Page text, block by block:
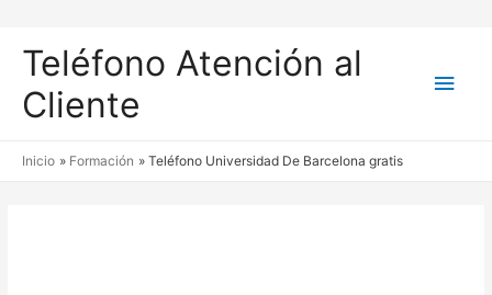
Teléfono Atención al
Cliente
Inicio Formación Teléfono Universidad De Barcelona gratis